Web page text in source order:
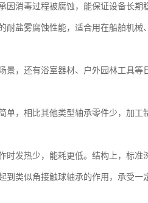
消毒过程被腐蚀，能保证设备长期
盐雾腐蚀性能，适合用在船舶机械
，还有浴室器材、户外园林工具等
，相比其他类型轴承零件少，加工
时发热少，能耗更低。结构上，标准
类似角接触球轴承的作用，承受一